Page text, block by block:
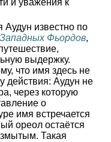
и уважения к
Аудун известно по
Фьордов,
выдержку.
что имя здесь не
действия: Аудун не
через которую
о
имя встречается
ореол остаётся
Такая